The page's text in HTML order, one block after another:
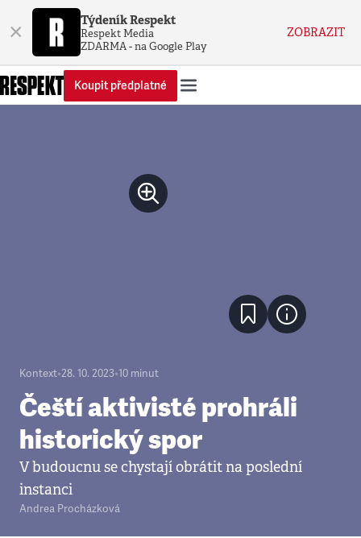
× Týdeník Respekt
Respekt Media
ZDARMA - na Google Play
ZOBRAZIT
Koupit předplatné
Kontext•28. 10. 2023•10 minut
Čeští aktivisté prohráli
historický spor
V budoucnu se chystají obrátit na poslední
instanci
Andrea Procházková